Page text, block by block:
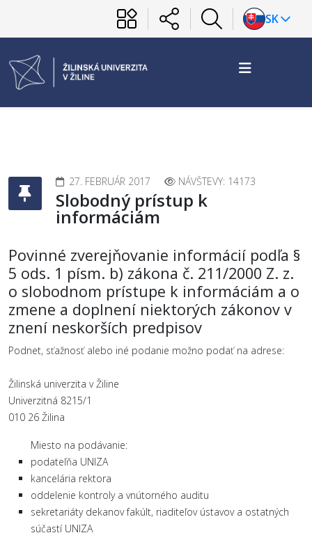
SK
27. FEBRUÁR 2017 NÁVŠTEVY: 14173
Slobodný prístup k
informáciám
Povinné zverejňovanie informácií podľa §
5 ods. 1 písm. b) zákona č. 211/2000 Z. z.
o slobodnom prístupe k informáciám a o
zmene a doplnení niektorých zákonov v
znení neskorších predpisov
Podnet, sťažnosť alebo iné podanie možno podať na adrese:
Žilinská univerzita v Žiline
Univerzitná 8215/1
010 26 Žilina
Miesto na podávanie:
podateľňa UNIZA
kancelária rektora
oddelenie kontroly a vnútorného auditu
sekretariáty dekanov fakúlt, riaditeľov ústavov a ostatných
súčastí UNIZA